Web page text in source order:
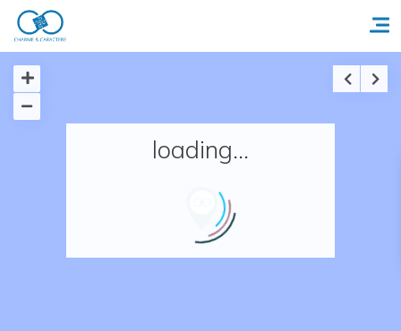
Accueil
Nos adresses en France
loading...